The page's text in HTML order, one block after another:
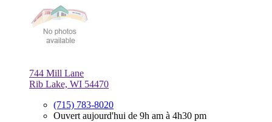
744 Mill Lane
Rib Lake, WI 54470
(715) 783-8020
Ouvert aujourd'hui de 9h am à 4h30 pm